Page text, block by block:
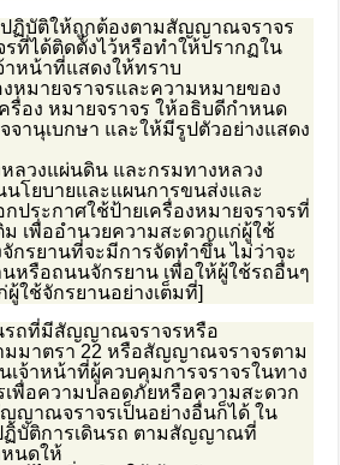
ฏิบัติให้ถูกต้องตามสัญญาณจราจร
รที่ได้ติดตั้งไว้หรือทำให้ปรากฏใน
าหน้าที่แสดงให้ทราบ
หมายจราจรและความหมายของ
อง หมายจราจร ให้อธิบดีกำหนด
จานุเบกษา และให้มีรูปตัวอย่างแสดง
ลวงแผ่นดิน และกรมทางหลวง
โยบายและแผนการขนส่งและ
ประกาศใช้ป้ายเครื่องหมายจราจรที่
ม เพื่ออำนวยความสะดวกแก่ผู้ใช้
กรยานที่จะมีการจัดทำขึ้น ไม่ว่าจะ
นหรือถนนจักรยาน เพื่อให้ผู้ใช้รถอื่นๆ
ใช้จักรยานอย่างเต็มที่]
รถที่มีสัญญาณจราจรหรือ
มมาตรา 22 หรือสัญญาณจราจรตาม
เจ้าหน้าที่ผู้ควบคุมการจราจรในทาง
เพื่อความปลอดภัยหรือความสะดวก
ญาณจราจรเป็นอย่างอื่นก็ได้ ใน
บัติการเดินรถ ตามสัญญาณที่
นดให้